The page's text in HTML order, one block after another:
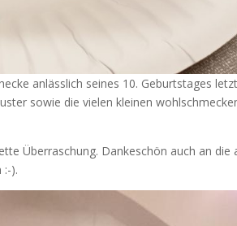
anlässlich seines 10. Geburtstages
sowie die vielen kleinen
Überraschung. Dankeschön auch an die
:-).